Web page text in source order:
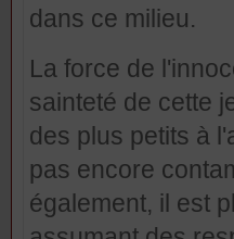
dans ce milieu.
La force de
sainteté de cette
des plus petits à
pas encore
également, il est